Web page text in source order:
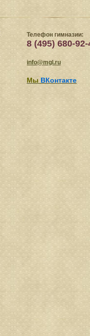
Телефон гимназии:
8 (495) 680-92-
info@mgl.ru
Мы ВКонтакте